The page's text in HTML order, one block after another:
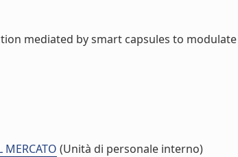
mediated by smart capsules to
MERCATO (Unità di personale interno)